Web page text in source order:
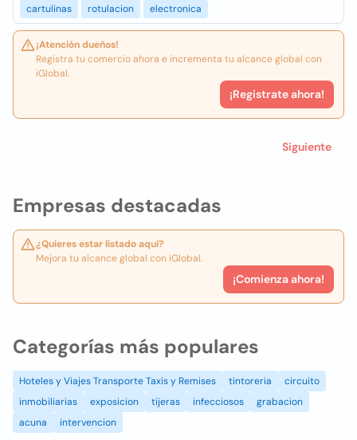
Empresas destacadas
¿Quieres estar listado aquí?
Mejora tu alcance global con iGlobal.
¡Comienza ahora!
cartulinas
rotulacion electronica
¡Atención dueños!
Registra tu comercio ahora e incrementa tu alcance global con
iGlobal.
¡Registrate ahora!
Siguiente
Categorías más populares
Hoteles y Viajes Transporte Taxis y Remises tintoreria
circuito
inmobiliarias
exposicion tijeras infecciosos
grabacion
acuna
intervencion